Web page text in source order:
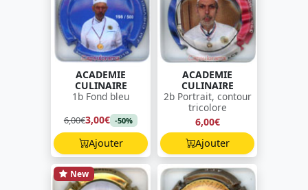
ACADEMIE
CULINAIRE
1b Fond bleu
6,00€3,00€ -50%
Ajouter
ACADEMIE
CULINAIRE
2b Portrait, contour
tricolore
6,00€
Ajouter
New